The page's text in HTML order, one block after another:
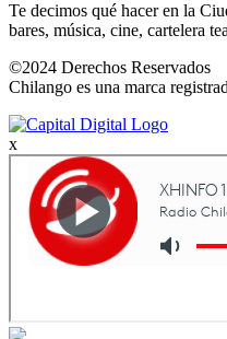
Te decimos qué hacer en la
bares, música, cine, cartelera
©2024 Derechos Reservados
Chilango es una marca
x